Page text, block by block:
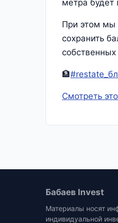
метра будет
При этом мы
сохранить
🏦
Смотреть
Бабаев Invest
Материалы носят
индивидуальной